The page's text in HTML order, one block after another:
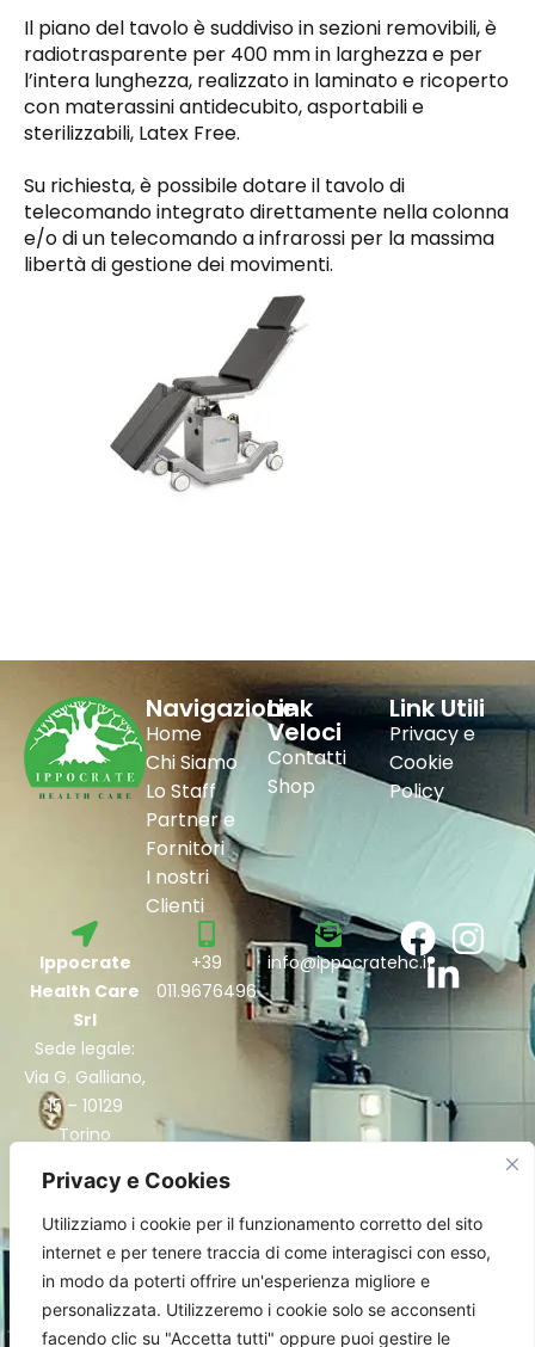
Privacy e Cookies
Utilizziamo i cookie per il funzionamento corretto del sito
internet e per tenere traccia di come interagisci con esso,
in modo da poterti offrire un'esperienza migliore e
personalizzata. Utilizzeremo i cookie solo se acconsenti
facendo clic su "Accetta tutti" oppure puoi gestire le
Il piano del tavolo è suddiviso in sezioni removibili, è
radiotrasparente per 400 mm in larghezza e per
l’intera lunghezza, realizzato in laminato e ricoperto
con materassini antidecubito, asportabili e
sterilizzabili, Latex Free.
Su richiesta, è possibile dotare il tavolo di
telecomando integrato direttamente nella colonna
e/o di un telecomando a infrarossi per la massima
libertà di gestione dei movimenti.
Navigazione
Home
Chi Siamo
Lo Staff
Partner e
Fornitori
I nostri
Clienti
Link
Veloci
Contatti
Shop
Link Utili
Privacy e
Cookie
Policy
Ippocrate
Health Care
Srl
Sede legale:
Via G. Galliano,
15 – 10129
Torino
operativa:
Strada del
Portone, 129 –
10095
Grugliasco
+39
011.9676496
info@ippocratehc.it